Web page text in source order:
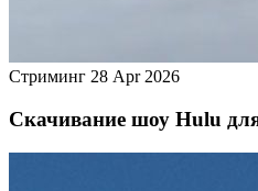
Стриминг 28 Apr 2026
Скачивание шоу Hulu